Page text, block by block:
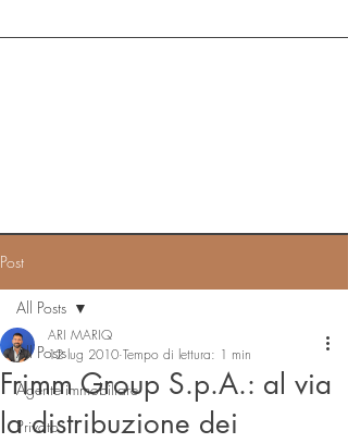
Post
All Posts
Agente immobiliare
Privato
All Posts
Frimm Group S.p.A.: al via
la distribuzione dei
ARI MARIQ
12 lug 2010 Tempo di lettura: 1 min